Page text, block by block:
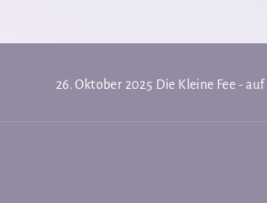
26. Oktober 2025 Die Kleine Fee -